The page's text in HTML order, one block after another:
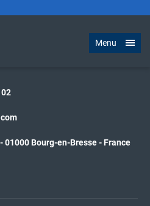
Menu
02
01000 Bourg-en-Bresse - France